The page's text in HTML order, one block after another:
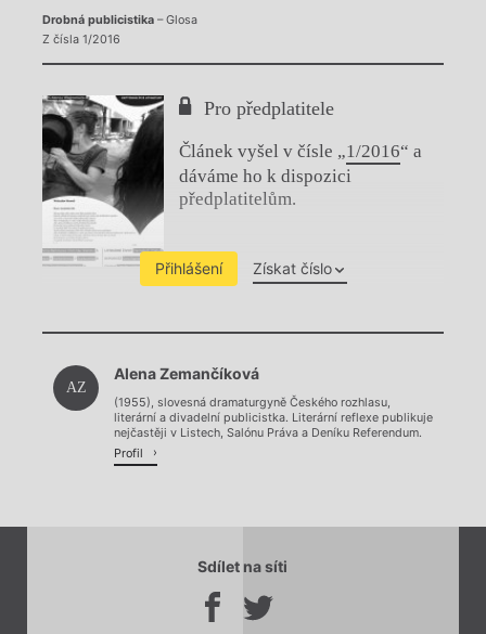
Drobná publicistika– Glosa
Z čísla 1/2016
Pro předplatitele
Článek vyšel v čísle „1/2016“ a
dáváme ho k dispozici
předplatitelům.
Přihlášení Získat číslo
Chviličku.
Načítá se.
AZ
Alena Zemančíková
(1955), slovesná dramaturgyně Českého rozhlasu,
literární a divadelní publicistka. Literární reflexe publikuje
nejčastěji v Listech, Salónu Práva a Deníku Referendum.
Profil
Sdílet na síti